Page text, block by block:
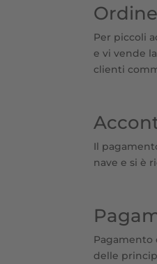
Per piccoli
e vi vende
clienti
Il
nave e si è
Pagamento
delle